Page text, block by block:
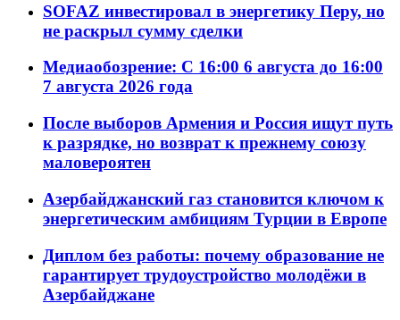
SOFAZ инвестировал в энергетику Перу, но
не раскрыл сумму сделки
Медиаобозрение: С 16:00 6 августа до 16:00
7 августа 2026 года
После выборов Армения и Россия ищут путь
к разрядке, но возврат к прежнему союзу
маловероятен
Азербайджанский газ становится ключом к
энергетическим амбициям Турции в Европе
Диплом без работы: почему образование не
гарантирует трудоустройство молодёжи в
Азербайджане